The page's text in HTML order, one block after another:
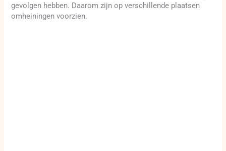
gevolgen hebben. Daarom zijn op verschillende plaatsen
omheiningen voorzien.